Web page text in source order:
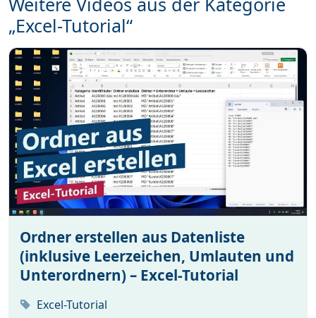
„Excel-Tutorial“
Ordner erstellen aus Datenliste
(inklusive Leerzeichen, Umlauten und
Unterordnern) – Excel-Tutorial
Excel-Tutorial